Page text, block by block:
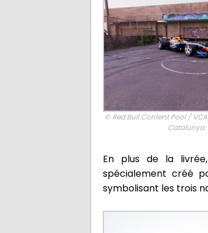
© Red Bull Content Pool /
Catalunya
En plus de la
spécialement créé
symbolisant les trois